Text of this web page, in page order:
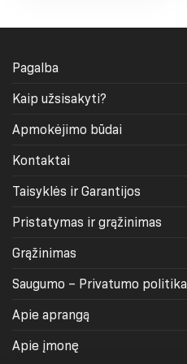
The
may
chosen
product
Pagalba
Kaip užsisakyti?
Apmokėjimo būdai
Kontaktai
Taisyklės ir Garantijos
Pristatymas ir grąžinimas
Grąžinimas
Saugumo – Privatumo politika
Apie aprangą
Apie įmonę